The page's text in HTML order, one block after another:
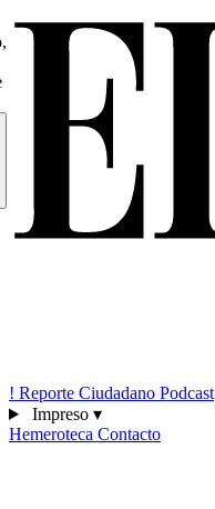
! Reporte Ciudadano Podcast
Impreso ▾
Hemeroteca Contacto